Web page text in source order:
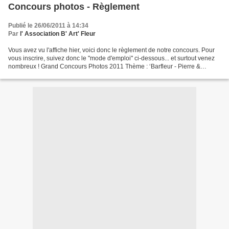
Concours photos - Règlement
Publié le 26/06/2011 à 14:34
Par l' Association B' Art' Fleur
Vous avez vu l'affiche hier, voici donc le règlement de notre concours. Pour
vous inscrire, suivez donc le "mode d'emploi" ci-dessous... et surtout venez
nombreux ! Grand Concours Photos 2011 Thème : ‘Barfleur - Pierre &